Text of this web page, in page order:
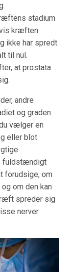
stadium
kræften
ikke har spredt
til nul.
at prostata
andre
og graden
vælger en
eller blot
fuldstændigt
forudsige, om
om den kan
spreder sig
nerver